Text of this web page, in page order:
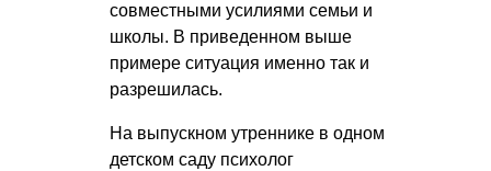
совместными усилиями семьи и
школы. В приведенном выше
примере ситуация именно так и
разрешилась.
На выпускном утреннике в одном
детском саду психолог